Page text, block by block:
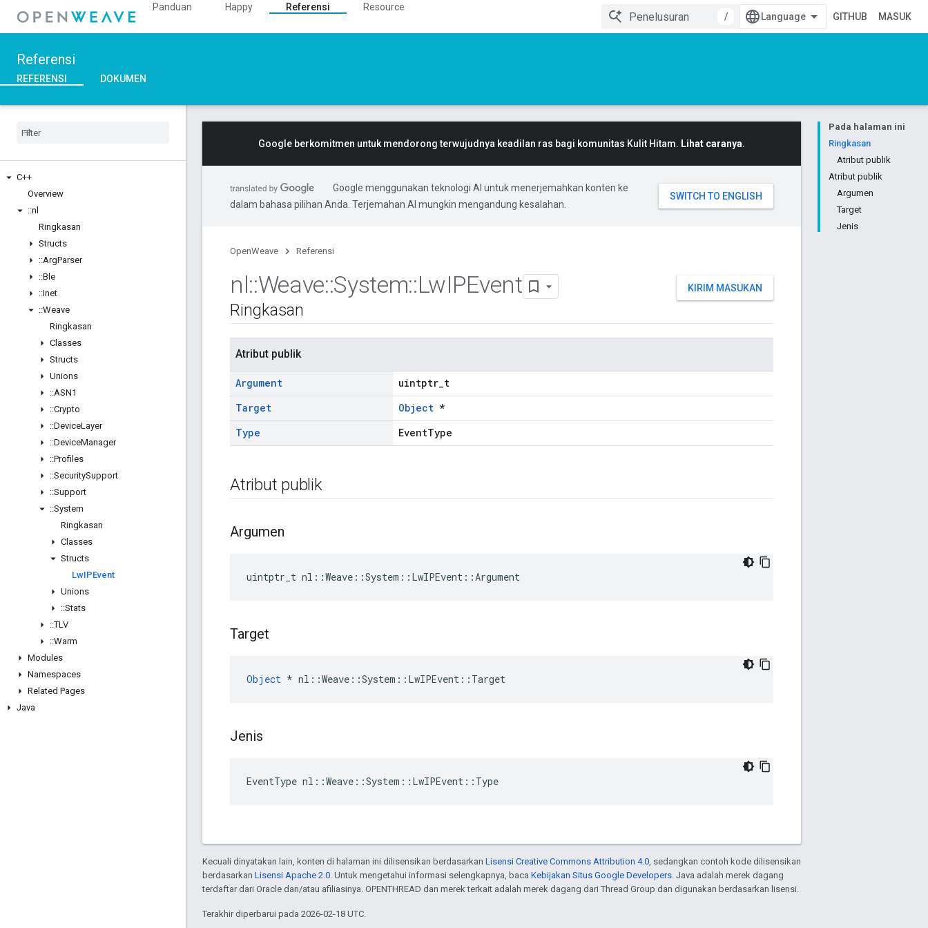
Panduan Happy Referensi
Resource
/
GITHUB MASUK
Referensi
REFERENSI DOKUMEN
C++
Overview
::nl
Ringkasan
Structs
::ArgParser
::Ble
::Inet
::Weave
Ringkasan
Classes
Structs
Unions
::ASN1
::Crypto
::DeviceLayer
::DeviceManager
::Profiles
::SecuritySupport
::Support
::System
Ringkasan
Classes
Structs
LwIPEvent
Unions
::Stats
::TLV
::Warm
Modules
Namespaces
Related Pages
Java
Pada halaman ini
Ringkasan
Atribut publik
Atribut publik
Argumen
Target
Jenis
Google berkomitmen untuk mendorong terwujudnya keadilan ras bagi komunitas Kulit Hitam. Lihat caranya.
Google menggunakan teknologi AI untuk menerjemahkan konten ke
dalam bahasa pilihan Anda. Terjemahan AI mungkin mengandung kesalahan.
OpenWeave Referensi
KIRIM MASUKAN
nl::Weave::System::LwIPEvent
Ringkasan
Atribut publik
Argument
uintptr_t
Target
Object *
Type
EventType
Atribut publik
Argumen
uintptr_t nl::Weave::System::LwIPEvent::Argument
Target
Object * nl::Weave::System::LwIPEvent::Target
Jenis
EventType nl::Weave::System::LwIPEvent::Type
Kecuali dinyatakan lain, konten di halaman ini dilisensikan berdasarkan Lisensi Creative Commons Attribution 4.0, sedangkan contoh kode dilisensikan
berdasarkan Lisensi Apache 2.0. Untuk mengetahui informasi selengkapnya, baca Kebijakan Situs Google Developers. Java adalah merek dagang
terdaftar dari Oracle dan/atau afiliasinya. OPENTHREAD dan merek terkait adalah merek dagang dari Thread Group dan digunakan berdasarkan lisensi.
Terakhir diperbarui pada 2026-02-18 UTC.